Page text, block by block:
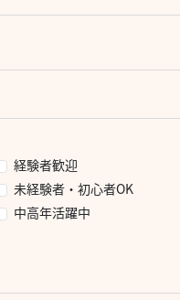
経験者歓迎
未経験者・初心者OK
中高年活躍中